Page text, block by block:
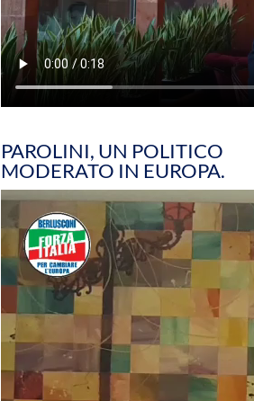
PAROLINI, UN POLITICO
MODERATO IN EUROPA.